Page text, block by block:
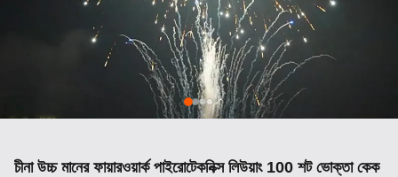
চীনা উচ্চ মানের ফায়ারওয়ার্ক পাইরোটেকনিক্স লিউয়াং 100 শট ভোক্তা কেক